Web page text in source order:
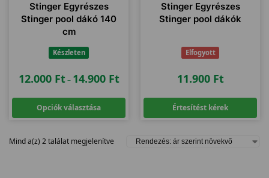
Stinger Egyrészes
Stinger pool dákó 140
cm
Készleten
12.000 Ft – 14.900 Ft
Opciók választása
Stinger Egyrészes
Stinger pool dákók
Elfogyott
11.900 Ft
Értesítést kérek
Mind a(z) 2 találat megjelenítve